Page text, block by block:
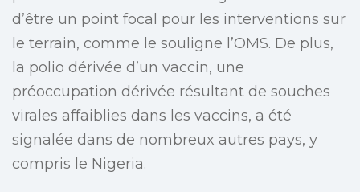
d’être un point focal pour les interventions sur
le terrain, comme le souligne l’OMS. De plus,
la polio dérivée d’un vaccin, une
préoccupation dérivée résultant de souches
virales affaiblies dans les vaccins, a été
signalée dans de nombreux autres pays, y
compris le Nigeria.